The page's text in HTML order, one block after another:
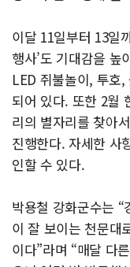
이달 11일부터 13일
행사’도 기대감을 높
LED 쥐불놀이, 투호
되어 있다. 또한 2월
리의 별자리를 찾아
진행한다. 자세한 사
인할 수 있다.
박용철 강화군수는
이 잘 보이는 천문대
이다”라며 “매달 다